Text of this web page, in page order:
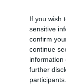
If you wish
sensitive
confirm
continue
information
further